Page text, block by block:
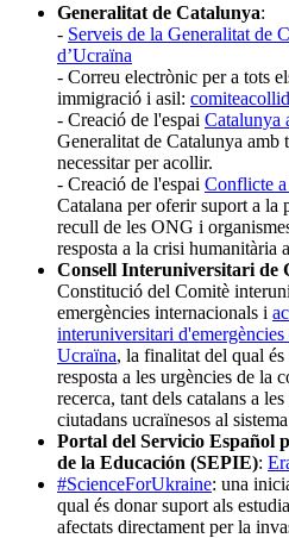
Generalitat de Catalunya:
- Serveis de la Generalitat de
d’Ucraïna
- Correu electrònic per a tots
immigració i asil:
- Creació de l'espai Catalunya
Generalitat de Catalunya amb
necessitar per acollir.
- Creació de l'espai Conflicte
Catalana per oferir suport a la
recull de les ONG i
resposta a la crisi humanitària
Consell Interuniversitari de
Constitució del Comitè
emergències internacionals i
interuniversitari
Ucraïna, la finalitat del qual és
resposta a les urgències de la
recerca, tant dels catalans a
ciutadans ucraïnesos al
Portal del Servicio Español
de la Educación (SEPIE):
#ScienceForUkraine: una
qual és donar suport als
afectats directament per la